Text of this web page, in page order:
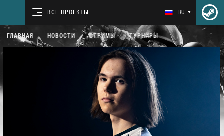
ВСЕ ПРОЕКТЫ RU
ГЛАВНАЯ НОВОСТИ СТРИМЫ ТУРНИРЫ